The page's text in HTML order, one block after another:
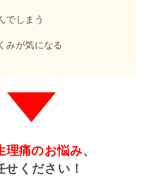
でしまう
みが気になる
理痛のお悩み、
せください！